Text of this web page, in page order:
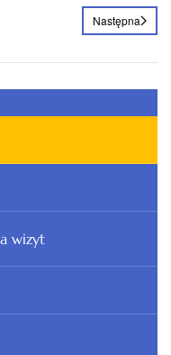
Następna
wizyt